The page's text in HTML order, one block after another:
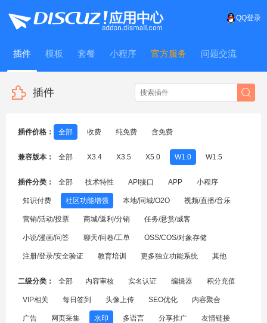
QQ登录
插件 模板 套餐 小程序 官方服务 问题交流
WitFrame
插件
插件价格： 全部 收费 纯免费 含免费
兼容版本： 全部 X3.4 X3.5 X5.0 W1.0 W1.5
插件分类： 全部 技术特性 API接口 APP 小程序
知识付费 社区功能增强 本地/同城/O2O 视频/直播/音乐
营销/活动/投票 商城/返利/分销 任务/悬赏/威客
小说/漫画/问答 聊天/问卷/工单 OSS/COS/对象存储
注册/登录/安全验证 教育培训 更多独立功能系统 其他
二级分类： 全部 内容审核 实名认证 编辑器 积分充值
VIP相关 每日签到 头像上传 SEO优化 内容聚合
广告 网页采集 水印 多语言 分享推广 友情链接